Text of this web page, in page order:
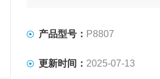
产品型号： P8807
更新时间： 2025-07-13